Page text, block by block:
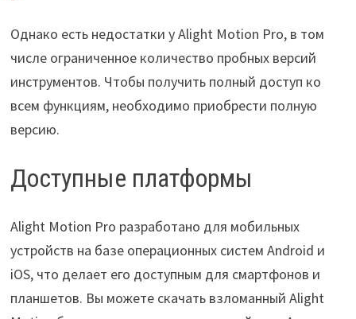
Однако есть недостатки у Alight Motion Pro, в том
числе ограниченное количество пробных версий
инструментов. Чтобы получить полный доступ ко
всем функциям, необходимо приобрести полную
версию.
Доступные платформы
Alight Motion Pro разработано для мобильных
устройств на базе операционных систем Android и
iOS, что делает его доступным для смартфонов и
планшетов. Вы можете скачать взломанный Alight